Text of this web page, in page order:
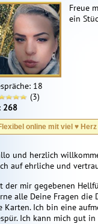
Freue
ein
18
(3)
268
online mit viel ♥️
und herzlich
auf ehrliche und
der mir gegebenen
alle Deine Fragen die
Karten. Ich bin eine
Ich kann mich gut